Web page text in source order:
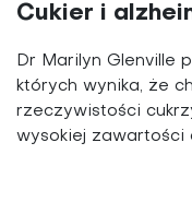
Cukier i
Dr Marilyn Glenville
których wynika, że
rzeczywistości
wysokiej zawartości